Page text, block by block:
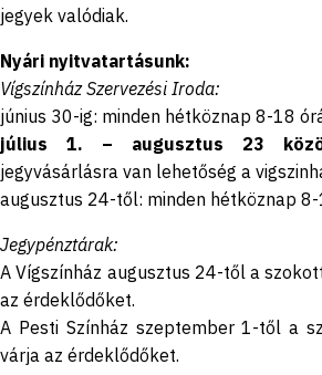
jegyek valódiak.
Nyári nyitvatartásunk:
Vígszínház Szervezési Iroda:
június 30-ig: minden hétköznap 8-18
július 1. – augusztus 23
jegyvásárlásra van lehetőség a
augusztus 24-től: minden hétköznap
Jegypénztárak:
A Vígszínház augusztus 24-től a
az érdeklődőket.
A Pesti Színház szeptember 1-től a
várja az érdeklődőket.